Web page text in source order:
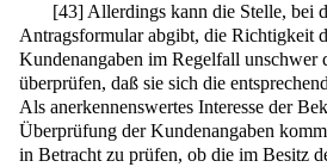
[43] Allerdings kann die Stelle, bei
Antragsformular abgibt, die Richtigkeit
Kundenangaben im Regelfall unschwer
überprüfen, daß sie sich die
Als anerkennenswertes Interesse der
Überprüfung der Kundenangaben
in Betracht zu prüfen, ob die im Besitz